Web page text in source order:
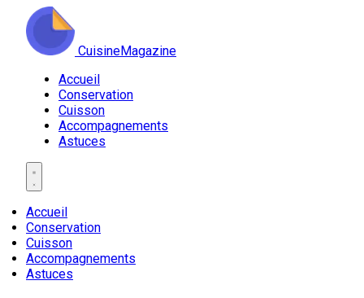
CuisineMagazine
Accueil
Conservation
Cuisson
Accompagnements
Astuces
Accueil
Conservation
Cuisson
Accompagnements
Astuces